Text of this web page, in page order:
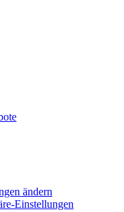
ändern
Einstel­lungen